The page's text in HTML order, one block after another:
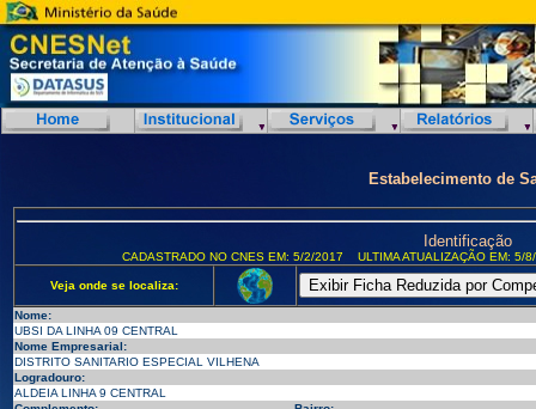
Estabelecimento de
Identificação
CADASTRADO NO CNES EM: 5/2/2017 ULTIMA ATUALIZAÇÃO EM:
Veja onde se localiza:
Nome:
UBSI DA LINHA 09 CENTRAL
Nome Empresarial:
DISTRITO SANITARIO ESPECIAL VILHENA
Logradouro:
ALDEIA LINHA 9 CENTRAL